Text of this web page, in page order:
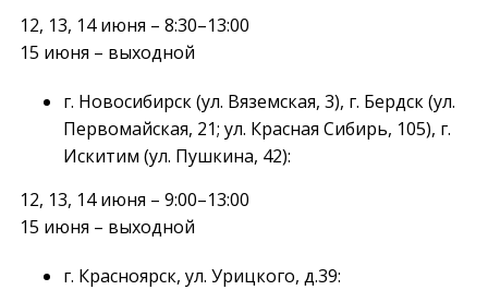
12, 13, 14 июня – 8:30–13:00
15 июня – выходной
г. Новосибирск (ул. Вяземская, 3), г. Бердск (ул.
Первомайская, 21; ул. Красная Сибирь, 105), г.
Искитим (ул. Пушкина, 42):
12, 13, 14 июня – 9:00–13:00
15 июня – выходной
г. Красноярск, ул. Урицкого, д.39: